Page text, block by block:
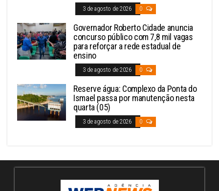
3 de agosto de 2026 0
Governador Roberto Cidade anuncia
concurso público com 7,8 mil vagas
para reforçar a rede estadual de
ensino
3 de agosto de 2026 0
Reserve água: Complexo da Ponta do
Ismael passa por manutenção nesta
quarta (05)
3 de agosto de 2026 0